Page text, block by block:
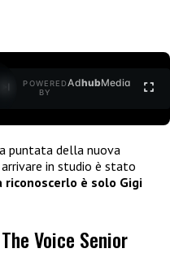
POWERED
BY
AdhubMedia
puntata della nuova
arrivare in studio è stato
riconoscerlo è solo Gigi
Voice Senior